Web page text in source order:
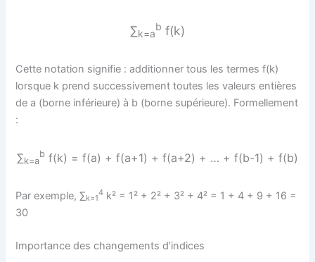
∑k=a
b f(k)
Cette notation signifie : additionner tous les termes f(k)
lorsque k prend successivement toutes les valeurs entières
de a (borne inférieure) à b (borne supérieure). Formellement
:
∑k=a
b f(k) = f(a) + f(a+1) + f(a+2) + … + f(b-1) + f(b)
Par exemple, ∑k=1
4 k² = 1² + 2² + 3² + 4² = 1 + 4 + 9 + 16 =
30
Importance des changements d’indices